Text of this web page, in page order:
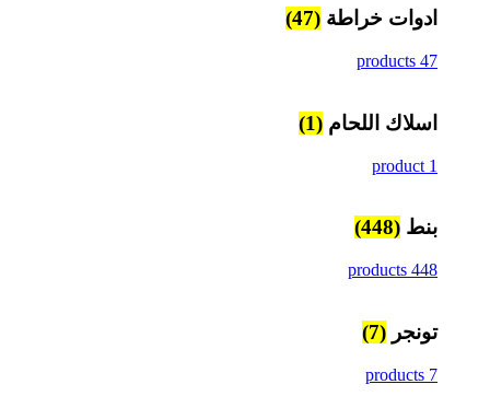
ادوات خراطة (47)
47 products
اسلاك اللحام (1)
1 product
بنط (448)
448 products
تونجر (7)
7 products